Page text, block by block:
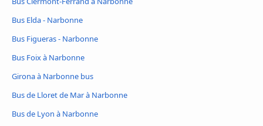
Bus Elda - Narbonne
Bus Figueras - Narbonne
Bus Foix à Narbonne
Girona à Narbonne bus
Bus de Lloret de Mar à Narbonne
Bus de Lyon à Narbonne